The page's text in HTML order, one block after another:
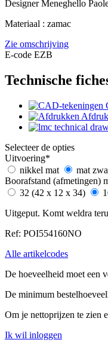
Designer Meneghello
Materiaal : zamac
Zie omschrijving
E-code EZB
Technische
Selecteer de opties
Uitvoering*
nikkel mat
mat
Boorafstand (afmetingen)
32 (42 x 12 x 34)
Uitgeput. Komt weldra
Ref: POI554160NO
Alle artikelcodes
De hoeveelheid moet een
De minimum
Om je nettoprijzen te zien
Ik wil inloggen